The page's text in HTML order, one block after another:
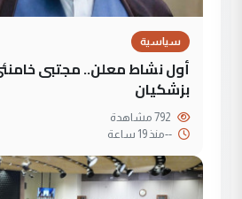
سياسية
أول نشاط معلن.. مجتبى
بزشكيان
--منذ 19 ساعة